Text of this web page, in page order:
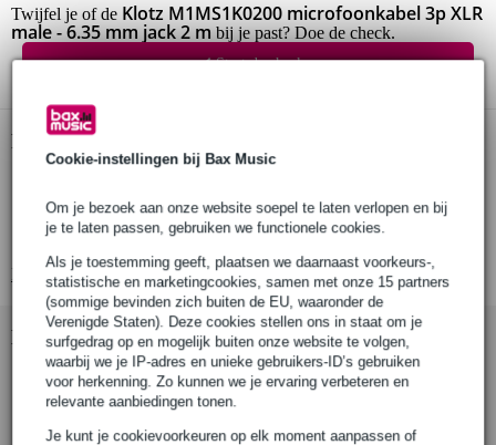
Cookie-instellingen bij Bax Music
Om je bezoek aan onze website soepel te laten verlopen en bij
je te laten passen, gebruiken we functionele cookies.
Als je toestemming geeft, plaatsen we daarnaast voorkeurs-,
statistische en marketingcookies, samen met onze 15 partners
(sommige bevinden zich buiten de EU, waaronder de
Verenigde Staten). Deze cookies stellen ons in staat om je
surfgedrag op en mogelijk buiten onze website te volgen,
waarbij we je IP-adres en unieke gebruikers-ID’s gebruiken
voor herkenning. Zo kunnen we je ervaring verbeteren en
relevante aanbiedingen tonen.
Je kunt je cookievoorkeuren op elk moment aanpassen of
Twijfel je of de Klotz M1MS1K0200 microfoonkabel 3p XLR
male - 6.35 mm jack 2 m bij je past? Doe de check.
Start de check
Productinformatie
connectoren zijde 1: 3p XLR male
connectoren zijde 2: 3p jack 6.35mm
Bekijk alle productspecificaties
Bekijk ook eens (7)